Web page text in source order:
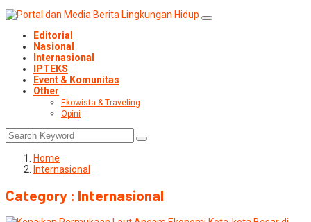
Editorial
Nasional
Internasional
IPTEKS
Event & Komunitas
Other
Ekowista & Traveling
Opini
Home
Internasional
Category : Internasional